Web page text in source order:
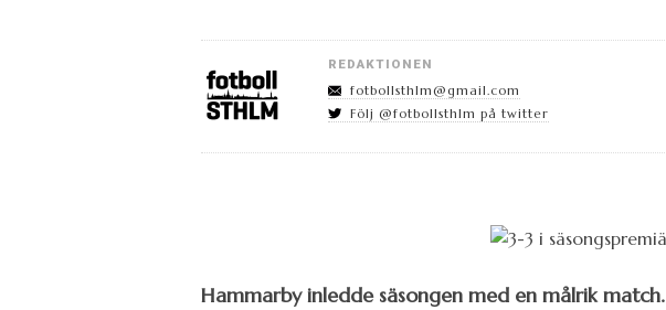
REDAKTIONEN
fotbollsthlm@gmail.com
Följ @fotbollsthlm på twitter
Hammarby inledde säsongen med en målrik match.